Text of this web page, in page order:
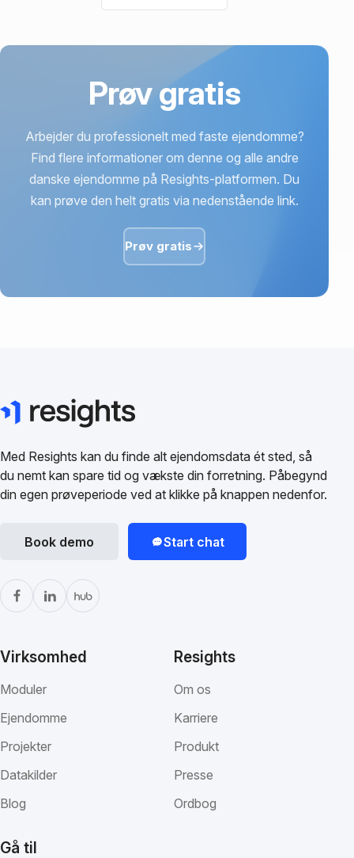
Prøv gratis
Arbejder du professionelt med faste ejendomme?
Find flere informationer om denne og alle andre
danske ejendomme på Resights-platformen. Du
kan prøve den helt gratis via nedenstående link.
Prøv gratis
Med Resights kan du finde alt ejendomsdata ét sted, så
du nemt kan spare tid og vækste din forretning. Påbegynd
din egen prøveperiode ved at klikke på knappen nedenfor.
Book demo Start chat
Virksomhed
Moduler
Ejendomme
Projekter
Datakilder
Blog
Resights
Om os
Karriere
Produkt
Presse
Ordbog
Gå til